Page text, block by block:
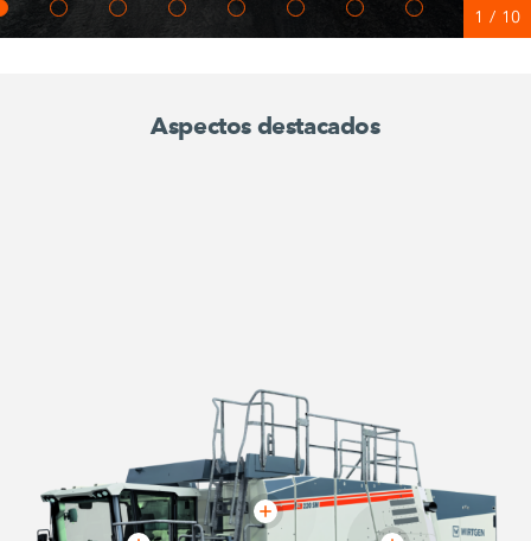
1 / 10
Aspectos destacados